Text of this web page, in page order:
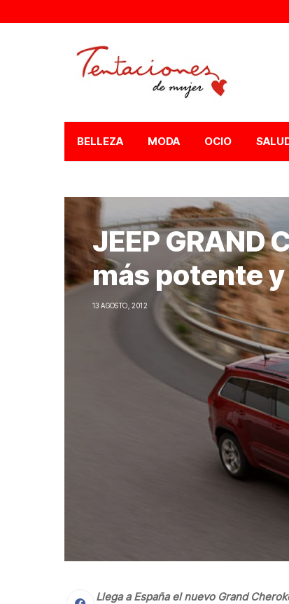
BELLEZA MODA OCIO
JEEP GRAND
más potente
13 AGOSTO, 2012
Llega a España el nuevo Grand